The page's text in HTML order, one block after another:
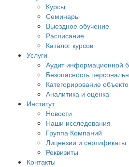
Курсы
Семинары
Выездное обучение
Расписание
Каталог курсов
Услуги
Аудит информационной
Безопасность
Категорирование
Аналитика и оценка
Институт
Новости
Наши исследования
Группа Компаний
Лицензии и сертификаты
Реквизиты
Контакты